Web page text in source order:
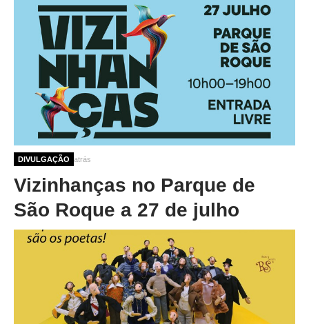
DIVULGAÇÃO
1 ano 2 semanas atrás
Vizinhanças no Parque de
São Roque a 27 de julho